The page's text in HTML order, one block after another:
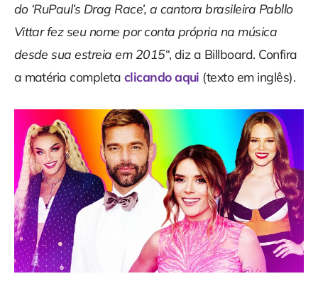
do ‘RuPaul’s Drag Race’, a cantora brasileira Pabllo
Vittar fez seu nome por conta própria na música
desde sua estreia em 2015“, diz a Billboard. Confira
a matéria completa clicando aqui (texto em inglês).